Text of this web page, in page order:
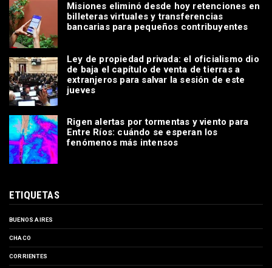
Misiones eliminó desde hoy retenciones en
billeteras virtuales y transferencias
bancarias para pequeños contribuyentes
Ley de propiedad privada: el oficialismo dio
de baja el capítulo de venta de tierras a
extranjeros para salvar la sesión de este
jueves
Rigen alertas por tormentas y viento para
Entre Ríos: cuándo se esperan los
fenómenos más intensos
ETIQUETAS
BUENOS AIRES
CHACO
CORRIENTES